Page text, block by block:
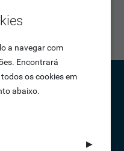
de acessos do seu
a navegar com
Encontrará
os cookies em
abaixo.
▶